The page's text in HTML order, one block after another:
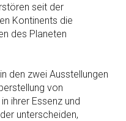
seit der
Kontinents die
des Planeten
den zwei Ausstellungen
von
ihrer Essenz und
unterscheiden,